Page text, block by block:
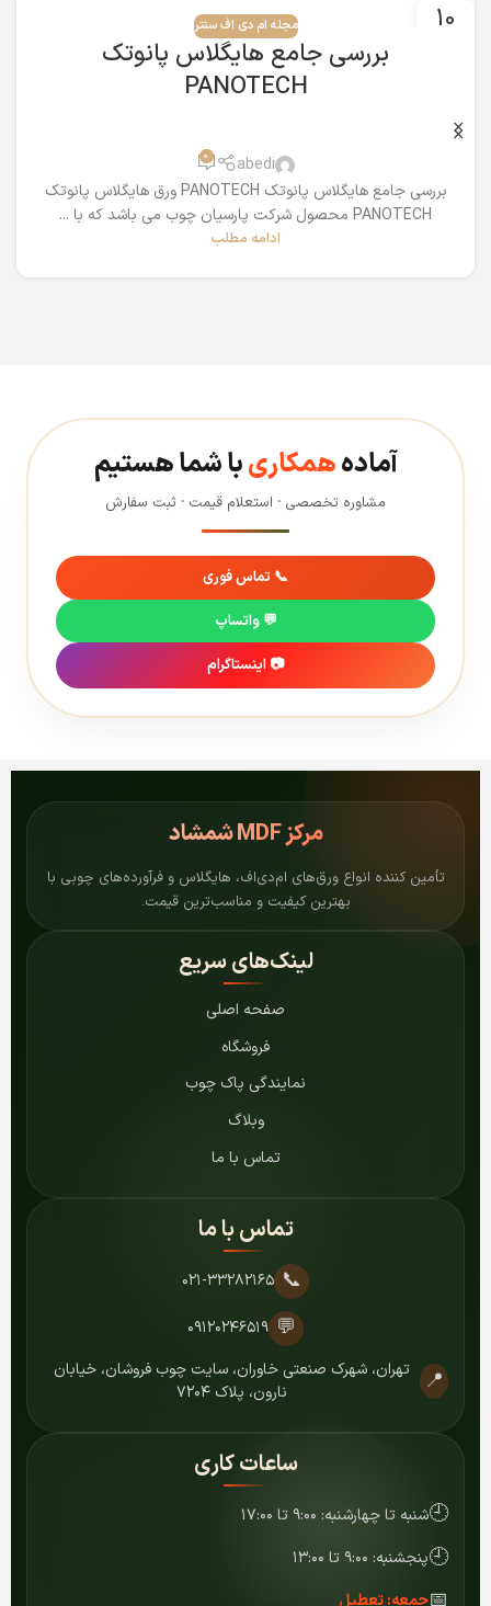
10 مجله ام دی اف سنتر
بررسی جامع هایگلاس پانوتک
PANOTECH
abedi
0
بررسی جامع هایگلاس پانوتک PANOTECH ورق هایگلاس پانوتک
PANOTECH محصول شرکت پارسیان چوب می باشد که با ...
ادامه مطلب
آمادههمکاریبا شما هستیم
مشاوره تخصصی · استعلام قیمت · ثبت سفارش
📞 تماس فوری
💬 واتساپ
📷 اینستاگرام
مرکزMDF شمشاد
تأمین کننده انواع ورق‌های ام‌دی‌اف، هایگلاس و فرآورده‌های چوبی با
بهترین کیفیت و مناسب‌ترین قیمت.
لینک‌های سریع
صفحه اصلی
فروشگاه
نمایندگی پاک چوب
وبلاگ
تماس با ما
تماس با ما
📞 ۰۲۱-۳۳۲۸۲۱۶۵
💬 ۰۹۱۲۰۲۴۶۵۱۹
📍
تهران، شهرک صنعتی خاوران، سایت چوب فروشان، خیابان
نارون، پلاک ۷۲۰۴
ساعات کاری
🕘شنبه تا چهارشنبه: ۹:۰۰ تا ۱۷:۰۰
🕘پنجشنبه: ۹:۰۰ تا ۱۳:۰۰
جمعه: تعطیل